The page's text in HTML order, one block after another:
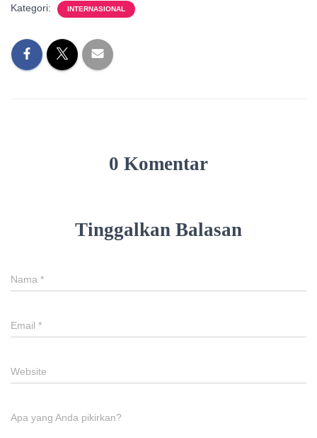
Kategori: INTERNASIONAL
0 Komentar
Tinggalkan Balasan
Nama *
Email *
Website
Apa yang Anda pikirkan?